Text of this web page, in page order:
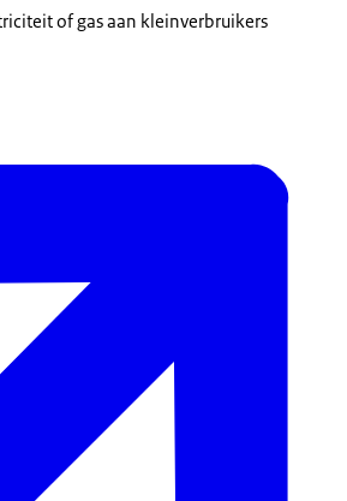
of gas aan kleinverbruikers